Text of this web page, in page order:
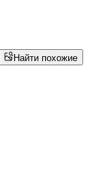
Найти похожие